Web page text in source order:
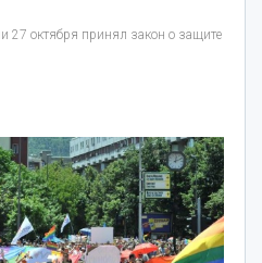
27 октября принял закон о защите